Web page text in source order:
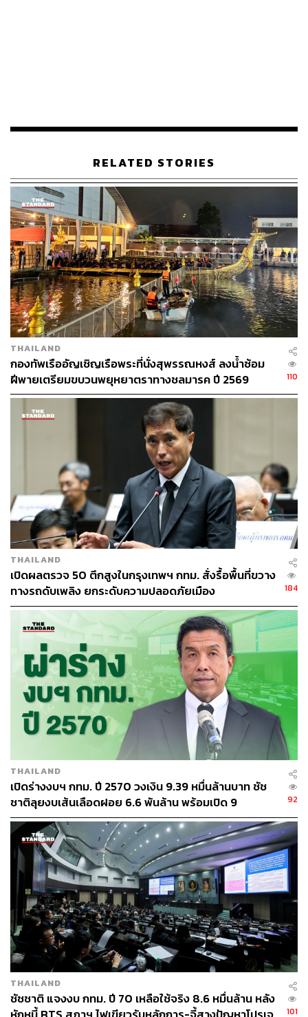
เหลืออีกประมาณร้อยละ 20 รวมถึงการอุดจุดฟันหลอริม
แม่น้ำเจ้าพระยาอีก 20 แห่ง และสานต่อโครงการอุโมงค์
ระบายน้ำอีก 5 แห่ง
พร้อมกันนี้ ได้เน้นย้ำถึงวิสัยทัศน์ระดับโลกที่กรุงเทพฯ ต้อง
แข่งขันกับเมืองชั้นนำทั่วประเทศ ควบคู่ไปกับการปราบปราม
การทุจริตคอร์รัปชันอย่างเด็ดขาด ซึ่งในช่วง 4 ปีที่ผ่านมาได้
ดำเนินการไล่ออกผู้กระทำผิดไปแล้วกว่า 41 ราย และจะเดิน
หน้านำระบบออนไลน์เข้ามาอุดช่องโหว่ความโปร่งใสต่อไป
​เปิดสโลแกน ‘กรุงเทพฯ ทำงาน’ เตรียมเปิดตัวทีมบริหารชุด
ใหญ่
ชัชชาติ ได้ให้นิยามการขับเคลื่อนเมืองในวันนี้ภายใต้แนวคิด
กรุงเทพฯ ทำงาน ซึ่งสะท้อนถึงความมุ่งมั่นในการทำงาน
อย่างหนักต่อไปด้วยความเต็มใจ โดยระบุว่าตนไม่รู้สึกกดดัน
และไม่มีภาระผูกพันทางการเมือง หากประชาชนไม่เลือกก็
พร้อมกลับไปใช้ชีวิตตามปกติ ถ้าไม่ได้ก็แค่ชัชชาติและทีมไม่
ได้เท่านั้นเอง ส่วนความชัดเจนเรื่องทีมบริหารนั้น จะมีการ
เปิดตัวอย่างเป็นทางการในช่วงเย็นวันนี้ ซึ่งจะประกอบไปด้วย
บุคคลที่มีความรู้ความสามารถจากหลากหลายวงการ ทั้งนัก
วิชาการ ศิลปิน และคนเก่งนับร้อยคนที่มาร่วมงานด้วยใจ
โดยไม่มีข้อจำกัดทางการเมือง
​ในช่วงท้าย ชัชชาติ ได้กล่าวอย่างอารมณ์ดีว่า การเดินทาง
มาสมัครในวันนี้ไม่ได้พกเครื่องรางของขลังใดๆ มาด้วย
เหมือนการเลือกตั้งครั้งก่อน เพราะเชื่อว่าไม่ว่าจะได้
ประชาชนทุกคนในฐานะเจ้านาย อย่างแท้จริง พร้อมเปิดเผย
เกร็ดเล็กน้อยว่าเมื่อคืนที่ผ่านมาตนนอนพักผ่อนไปเพียง 2
ชั่วโมงเนื่องจากต้องเตรียมข้อมูลสไลด์นโยบาย
ส่วนบุตรชาย (น้องแสนดี) ขณะนี้ก็ใช้ชีวิตอิสระตามประสา
วัยรุ่น ทั้งนี้ ภายหลังการให้สัมภาษณ์ ชัชชาติได้เข้าสักการะ
พระอินทร์ทรงช้างเอราวัณ สิ่งศักดิ์สิทธิ์ประจำศาลาว่าการ
กรุงเทพมหานคร เพื่อความเป็นสิริมงคล ก่อนเข้าสู่
กระบวนการยื่นเอกสารรับสมัครรับเลือกตั้งตามขั้นตอนต่อไป
RELATED STORIES
THAILAND
กองทัพเรืออัญเชิญเรือพระที่นั่งสุพรรณหงส์ ลงน้ำซ้อม
ฝีพายเตรียมขบวนพยุหยาตราทางชลมารค ปี 2569
110
THAILAND
เปิดผลตรวจ 50 ตึกสูงในกรุงเทพฯ กทม. สั่งรื้อพื้นที่ขวาง
ทางรถดับเพลิง ยกระดับความปลอดภัยเมือง
184
THAILAND
เปิดร่างงบฯ กทม. ปี 2570 วงเงิน 9.39 หมื่นล้านบาท ชัช
ชาติลุยงบเส้นเลือดฝอย 6.6 พันล้าน พร้อมเปิด 9
ยุทธศาสตร์พัฒนาเมือง
92
THAILAND
ชัชชาติ แจงงบ กทม. ปี 70 เหลือใช้จริง 8.6 หมื่นล้าน หลัง
101